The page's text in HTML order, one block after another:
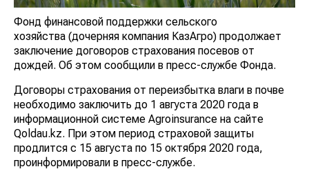
Фонд финансовой поддержки сельского
хозяйства (дочерняя компания КазАгро) продолжает
заключение договоров страхования посевов от
дождей. Об этом сообщили в пресс-службе Фонда.
Договоры страхования от переизбытка влаги в почве
необходимо заключить до 1 августа 2020 года в
информационной системе Agroinsurance на сайте
Qoldau.kz. При этом период страховой защиты
продлится с 15 августа по 15 октября 2020 года,
проинформировали в пресс-службе.